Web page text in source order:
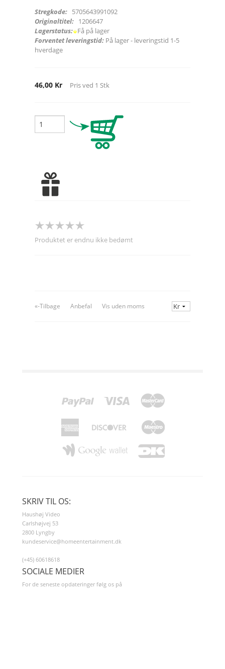
Stregkode: 5705643991092
Originaltitel: 1206647
Lagerstatus: Få på lager
Forventet leveringstid: På lager - leveringstid 1-5
hverdage
46,00 Kr Pris ved 1 Stk
Produktet er endnu ikke bedømt
«-Tilbage Anbefal Vis uden moms
SKRIV TIL OS:
Haushøj Video
Carlshøjvej 53
2800 Lyngby
kundeservice@homeentertainment.dk
(+45) 60618618
SOCIALE MEDIER
For de seneste opdateringer følg os på